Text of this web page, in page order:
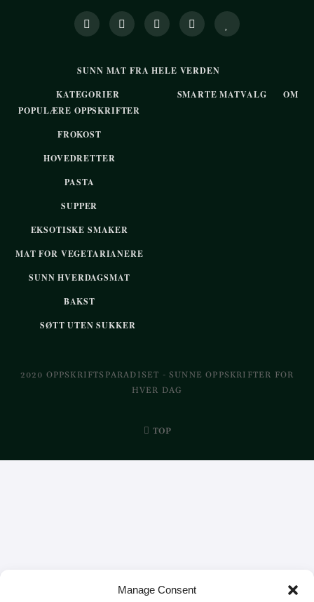
Manage Consent
SUNN MAT FRA HELE VERDEN
KATEGORIER
POPULÆRE OPPSKRIFTER
FROKOST
HOVEDRETTER
PASTA
SUPPER
EKSOTISKE SMAKER
MAT FOR VEGETARIANERE
SUNN HVERDAGSMAT
BAKST
SØTT UTEN SUKKER
SMARTE MATVALG OM
2020 OPPSKRIFTSPARADISET - SUNNE OPPSKRIFTER FOR
HVER DAG
TOP